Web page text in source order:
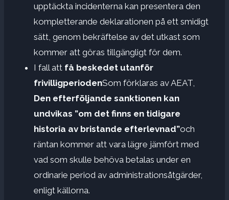
upptäckta incidenterna kan presentera den
kompletterande deklarationen på ett smidigt
sätt, genom bekräftelse av det utkast som
kommer att göras tillgängligt för dem.
I fall att få beskedet utanför
frivilligperiodenSom förklaras av AEAT,
Den efterföljande sanktionen kan
undvikas ”om det finns en tidigare
historia av bristande efterlevnad”och
räntan kommer att vara lägre jämfört med
vad som skulle behöva betalas under en
ordinarie period av administrationsåtgärder,
enligt källorna.